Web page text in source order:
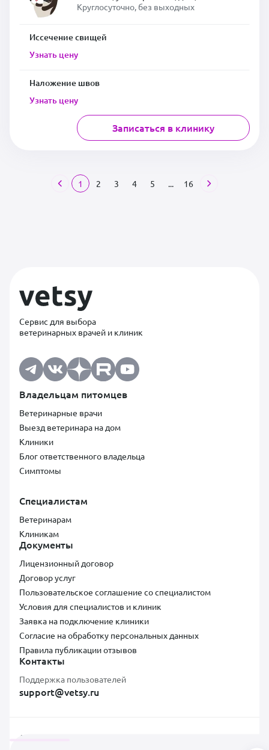
Круглосуточно, без выходных
Иссечение свищей
Узнать цену
Наложение швов
Узнать цену
Записаться в клинику
1 2 3 4 5 ... 16
Сервис для выбора
ветеринарных врачей и клиник
Владельцам питомцев
Ветеринарные врачи
Выезд ветеринара на дом
Клиники
Блог ответственного владельца
Симптомы
Специалистам
Ветеринарам
Клиникам
Документы
Лицензионный договор
Договор услуг
Пользовательское соглашение со специалистом
Условия для специалистов и клиник
Заявка на подключение клиники
Согласие на обработку персональных данных
Правила публикации отзывов
Контакты
Поддержка пользователей
support@vetsy.ru
Аккредитованная ИТ-компания ООО «ВЕТСИ», ИНН 7300037854,